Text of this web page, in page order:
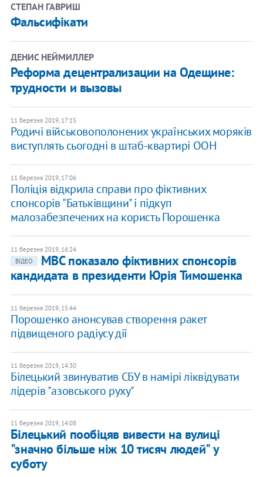
СТЕПАН ГАВРИШ
Фальсифікати
ДЕНИС НЕЙМИЛЛЕР
Реформа децентрализации на Одещине:
трудности и вызовы
11 березня 2019, 17:15
Родичі військовополонених українських моряків
виступлять сьогодні в штаб-квартирі ООН
11 березня 2019, 17:06
Поліція відкрила справи про фіктивних
спонсорів "Батьківщини" і підкуп
малозабезпечених на користь Порошенка
11 березня 2019, 16:24
ВІДЕО
МВС показало фіктивних спонсорів
кандидата в президенти Юрія Тимошенка
11 березня 2019, 15:44
Порошенко анонсував створення ракет
підвищеного радіусу дії
11 березня 2019, 14:30
Білецький звинуватив СБУ в намірі ліквідувати
лідерів "азовського руху"
11 березня 2019, 14:08
Білецький пообіцяв вивести на вулиці
"значно більше ніж 10 тисяч людей" у
суботу